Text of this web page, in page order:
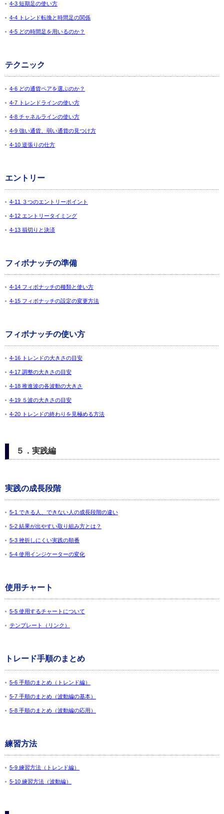
4-3 短期足の使い方
4-4 トレンド転換と時間足の関係
4-5 どの時間足を用いるのか？
テクニック
4-6 どの通貨ペアを選ぶのか？
4-7 トレンドラインの使い方
4-8 チャネルラインの使い方
4-9 強い通貨、弱い通貨の見つけ方
4-10 逆張りの仕方
エントリー
4-11 ３つのエントリーポイント
4-12 エントリータイミング
4-13 損切りと決済
フィボナッチの準備
4-14 フィボナッチの種類と使い方
4-15 フィボナッチの設定の変更方法
フィボナッチの使い方
4-16 トレンドの大きさの目安
4-17 調整の大きさの目安
4-18 推進波の各波動の大きさ
4-19 ５波の大きさの目安
4-20 トレンドの終わりを見極める方法
５．実践編
実践の成長段階
5-1 できる人、できない人の成長段階の違い
5-2 結果が出やすい取り組み方とは？
5-3 挫折しにくい実践の順番
5-4 使用インジケーターの変化
使用チャート
5-5 使用するチャートについて
テンプレート（リンク）
トレード手順のまとめ
5-6 手順のまとめ（トレンド編）
5-7 手順のまとめ（波動編の基本）
5-8 手順のまとめ（波動編の応用）
練習方法
5-9 練習方法（トレンド編）
5-10 練習方法（波動編）